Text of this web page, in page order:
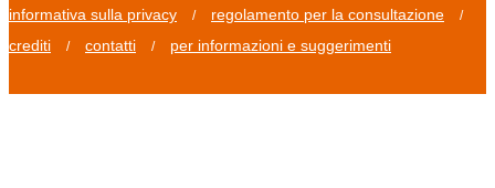
informativa sulla privacy / regolamento per la consultazione /
crediti / contatti / per informazioni e suggerimenti